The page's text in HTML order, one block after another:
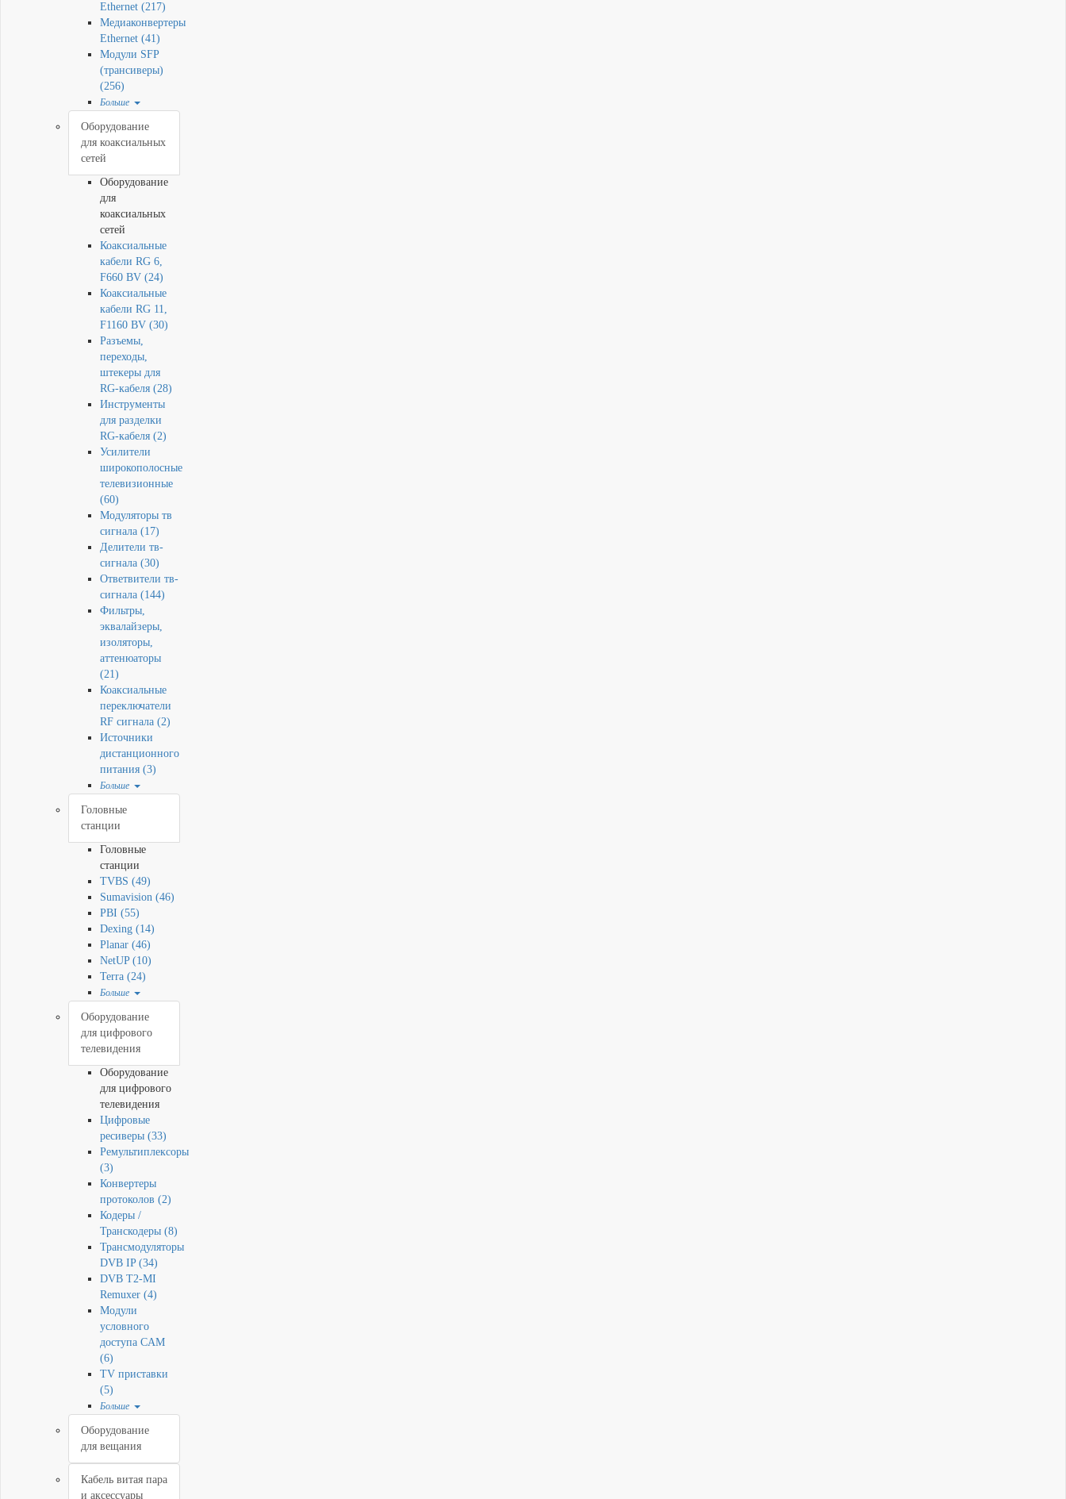
Ethernet (217)
Медиаконвертеры
Ethernet (41)
Модули SFP
(трансиверы)
(256)
Больше
Оборудование
для коаксиальных
сетей
Оборудование
для
коаксиальных
сетей
Коаксиальные
кабели RG 6,
F660 BV (24)
Коаксиальные
кабели RG 11,
F1160 BV (30)
Разъемы,
переходы,
штекеры для
RG-кабеля (28)
Инструменты
для разделки
RG-кабеля (2)
Усилители
широкополосные
телевизионные
(60)
Модуляторы тв
сигнала (17)
Делители тв-
сигнала (30)
Ответвители тв-
сигнала (144)
Фильтры,
эквалайзеры,
изоляторы,
аттенюаторы
(21)
Коаксиальные
переключатели
RF сигнала (2)
Источники
дистанционного
питания (3)
Больше
Головные
станции
Головные
станции
TVBS (49)
Sumavision (46)
PBI (55)
Dexing (14)
Planar (46)
NetUP (10)
Terra (24)
Больше
Оборудование
для цифрового
телевидения
Оборудование
для цифрового
телевидения
Цифровые
ресиверы (33)
Ремультиплексоры
(3)
Конвертеры
протоколов (2)
Кодеры /
Транскодеры (8)
Трансмодуляторы
DVB IP (34)
DVB T2-MI
Remuxer (4)
Модули
условного
доступа CAM
(6)
TV приставки
(5)
Больше
Оборудование
для вещания
Кабель витая пара
и аксессуары